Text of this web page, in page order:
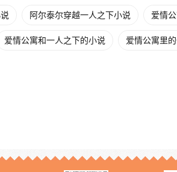
阿尔泰尔穿越一人之下小说 爱情
爱情公寓和一人之下的小说 爱情公寓里